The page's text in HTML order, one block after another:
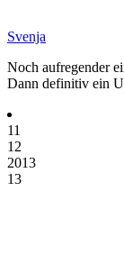
Svenja
Noch aufregender
Dann definitiv ein
11
12
2013
13